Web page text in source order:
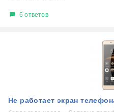
6 ответов
Не работает экран